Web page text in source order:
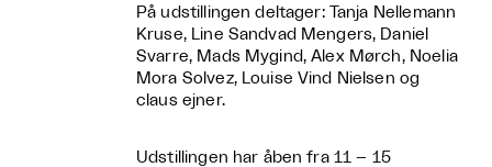
På udstillingen deltager: Tanja Nellemann
Kruse, Line Sandvad Mengers, Daniel
Svarre, Mads Mygind, Alex Mørch, Noelia
Mora Solvez, Louise Vind Nielsen og
claus ejner.
Udstillingen har åben fra 11 – 15